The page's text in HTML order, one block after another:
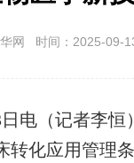
网 时间：2025-09-
（记者李恒
转化应用管理